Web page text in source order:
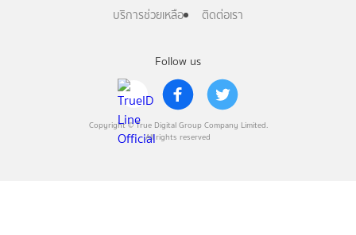
Follow us
Copyright © True Digital Group Company Limited.
All rights reserved
บริการช่วยเหลือ
ติดต่อเรา